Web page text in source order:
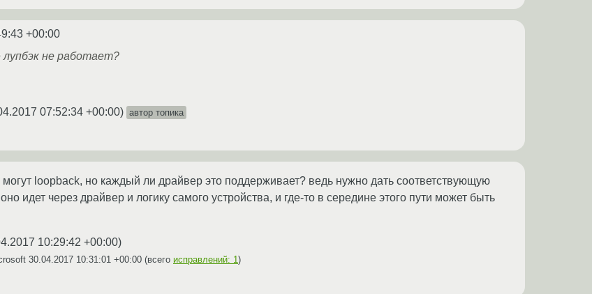
+00:00
не работает?
07:52:34 +00:00) автор топика
loopback, но каждый ли драйвер это поддерживает? ведь нужно дать соответствующую
идет через драйвер и логику самого устройства, и где-то в середине этого пути может быть
10:29:42 +00:00)
30.04.2017 10:31:01 +00:00 (всего исправлений: 1 )